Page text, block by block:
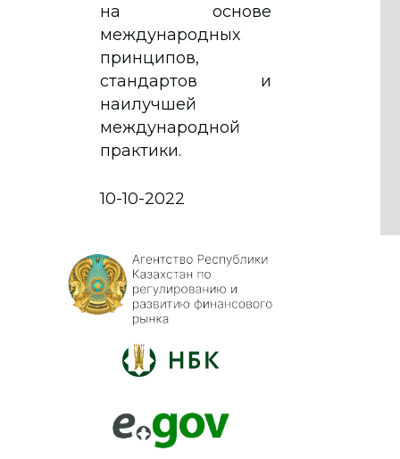
на основе
международных
принципов,
стандартов и
наилучшей
международной
практики.
10-10-2022